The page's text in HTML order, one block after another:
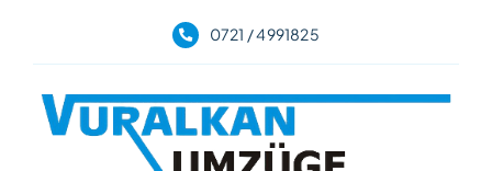
0721 / 4991825